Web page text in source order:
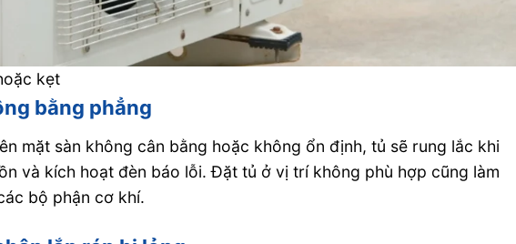
kẹt
bằng phẳng
mặt sàn không cân bằng hoặc không ổn định, tủ sẽ rung lắc khi
và kích hoạt đèn báo lỗi. Đặt tủ ở vị trí không phù hợp cũng làm
bộ phận cơ khí.